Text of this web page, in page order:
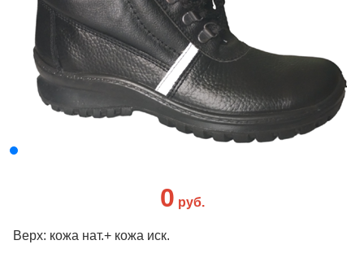
0 руб.
Верх: кожа нат.+ кожа иск.